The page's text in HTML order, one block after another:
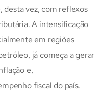
vez, com reflexos
A intensificação
em regiões
já começa a gerar
e,
fiscal do país.